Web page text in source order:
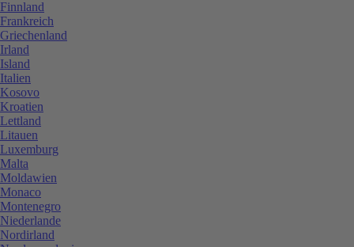
Finnland
Frankreich
Griechenland
Irland
Island
Italien
Kosovo
Kroatien
Lettland
Litauen
Luxemburg
Malta
Moldawien
Monaco
Montenegro
Niederlande
Nordirland